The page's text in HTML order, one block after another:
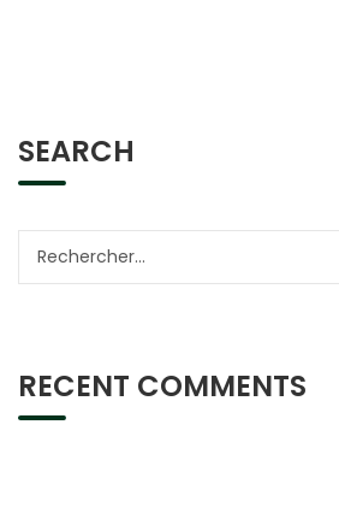
SEARCH
RECENT COMMENTS